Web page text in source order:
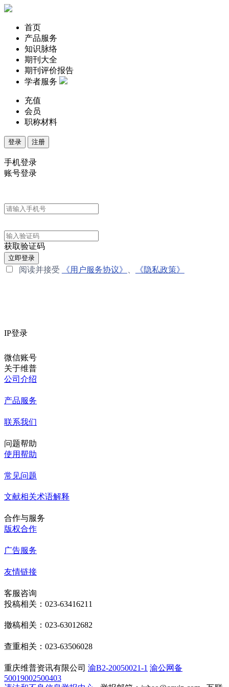
首页
产品服务
知识脉络
期刊大全
期刊评价报告
学者服务
充值
会员
职称材料
登录 注册
手机登录
账号登录
获取验证码
立即登录
阅读并接受 《用户服务协议》 《隐私政策》
IP登录
微信账号
关于维普
公司介绍
产品服务
联系我们
问题帮助
使用帮助
常见问题
文献相关术语解释
合作与服务
版权合作
广告服务
友情链接
客服咨询
投稿相关：023-63416211
撤稿相关：023-63012682
查重相关：023-63506028
重庆维普资讯有限公司 渝B2-20050021-1 渝公网备
50019002500403